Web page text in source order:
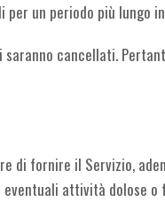
un periodo più lungo
saranno cancellati.
di fornire il Servizio,
attività dolose